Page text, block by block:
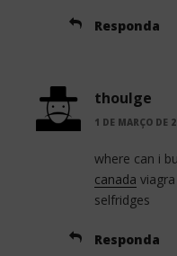
Responda
thoulge
1 DE MARÇO DE
where can i
canada
selfridges
Responda